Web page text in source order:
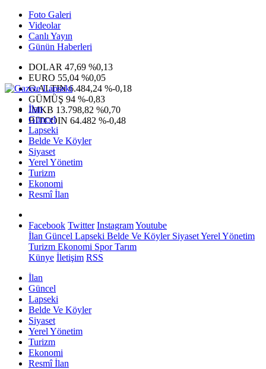
Foto Galeri
Videolar
Canlı Yayın
Günün Haberleri
DOLAR 47,69 %0,13
EURO 55,04 %0,05
G.ALTIN6.484,24 %-0,18
GÜMÜŞ 94 %-0,83
IMKB 13.798,82 %0,70
BITCOIN 64.482 %-0,48
İlan
Güncel
Lapseki
Belde Ve Köyler
Siyaset
Yerel Yönetim
Turizm
Ekonomi
Resmî İlan
Facebook Twitter InstagramYoutube
İlan Güncel Lapseki Belde Ve KöylerSiyasetYerel Yönetim
Turizm Ekonomi SporTarım
Künye İletişim RSS
İlan
Güncel
Lapseki
Belde Ve Köyler
Siyaset
Yerel Yönetim
Turizm
Ekonomi
Resmî İlan